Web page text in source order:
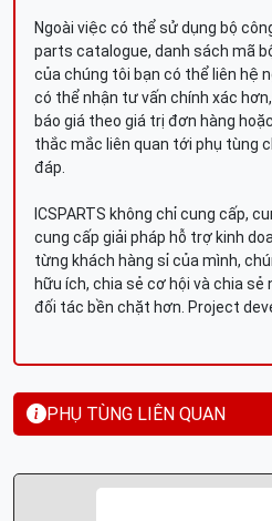
Ngoài việc có thể sử dụng bộ
parts catalogue, danh sách mã
của chúng tôi bạn có thể liên hệ
có thể nhận tư vấn chính xác
báo giá theo giá trị đơn hàng
thắc mắc liên quan tới phụ tùng
đáp.
ICSPARTS không chỉ cung cấp,
cung cấp giải pháp hỗ trợ kinh
từng khách hàng sỉ của mình,
hữu ích, chia sẻ cơ hội và chia
đối tác bền chặt hơn. Project
PHỤ TÙNG LIÊN QUAN